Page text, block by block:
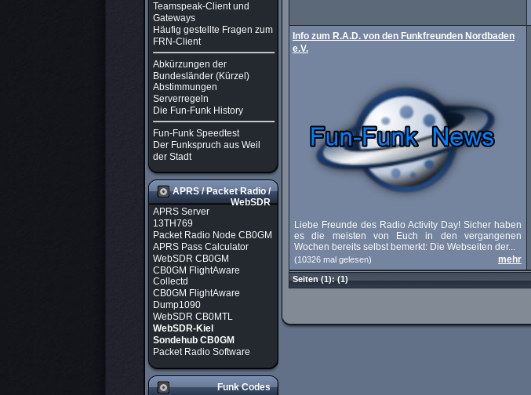
Teamspeak-Client und
Gateways
Häufig gestellte Fragen zum
FRN-Client
Abkürzungen der
Bundesländer (Kürzel)
Abstimmungen
Serverregeln
Die Fun-Funk History
Fun-Funk Speedtest
Der Funkspruch aus Weil
der Stadt
APRS / Packet Radio /
WebSDR
APRS Server
13TH769
Packet Radio Node CB0GM
APRS Pass Calculator
WebSDR CB0GM
CB0GM FlightAware
Collectd
CB0GM FlightAware
Dump1090
WebSDR CB0MTL
WebSDR-Kiel
Sondehub CB0GM
Packet Radio Software
Funk Codes
Info zum R.A.D. von den Funkfreunden Nordbaden
e.V.
Liebe Freunde des Radio Activity Day! Sicher haben
es die meisten von Euch in den vergangenen
Wochen bereits selbst bemerkt: Die Webseiten der...
(10326 mal gelesen) mehr
Seiten(1):(1)